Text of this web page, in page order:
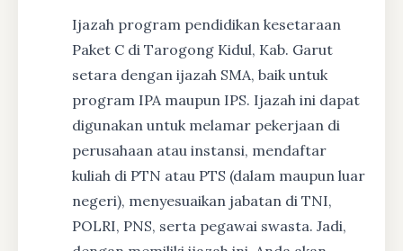
Ijazah program pendidikan kesetaraan
Paket C di Tarogong Kidul, Kab. Garut
setara dengan ijazah SMA, baik untuk
program IPA maupun IPS. Ijazah ini dapat
digunakan untuk melamar pekerjaan di
perusahaan atau instansi, mendaftar
kuliah di PTN atau PTS (dalam maupun luar
negeri), menyesuaikan jabatan di TNI,
POLRI, PNS, serta pegawai swasta. Jadi,